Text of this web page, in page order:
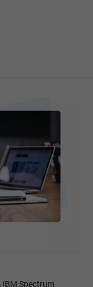
IBM Spectrum